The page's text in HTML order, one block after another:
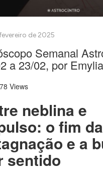
Semanal
a 23/02, por
Views
neblina e
o fim da
e a
sentido